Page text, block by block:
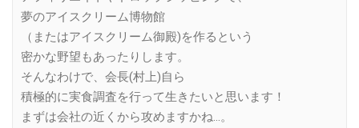
夢のアイスクリーム博物館
（またはアイスクリーム御殿)を作るという
密かな野望もあったりします。
そんなわけで、会長(村上)自ら
積極的に実食調査を行って生きたいと思います！
まずは会社の近くから攻めますかね…。